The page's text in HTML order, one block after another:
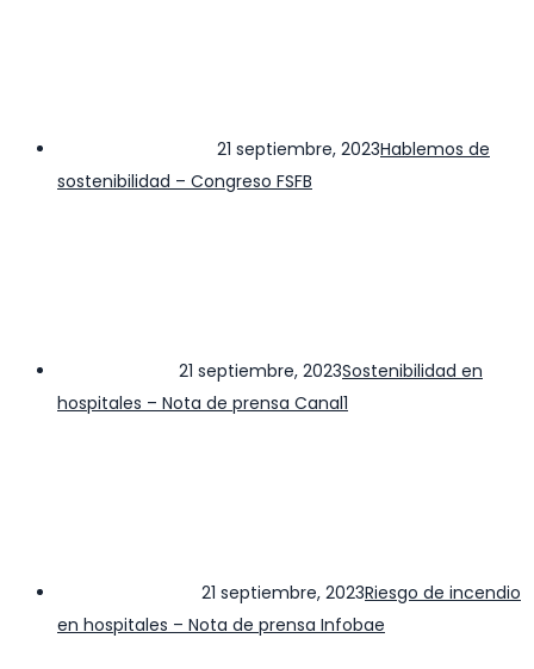
21 septiembre, 2023Hablemos de
sostenibilidad – Congreso FSFB
21 septiembre, 2023Sostenibilidad en
hospitales – Nota de prensa Canal1
21 septiembre, 2023Riesgo de incendio
en hospitales – Nota de prensa Infobae